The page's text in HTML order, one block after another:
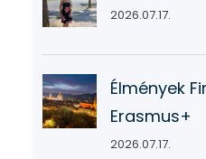
2026.07.17.
Élmények
Erasmus+
2026.07.17.